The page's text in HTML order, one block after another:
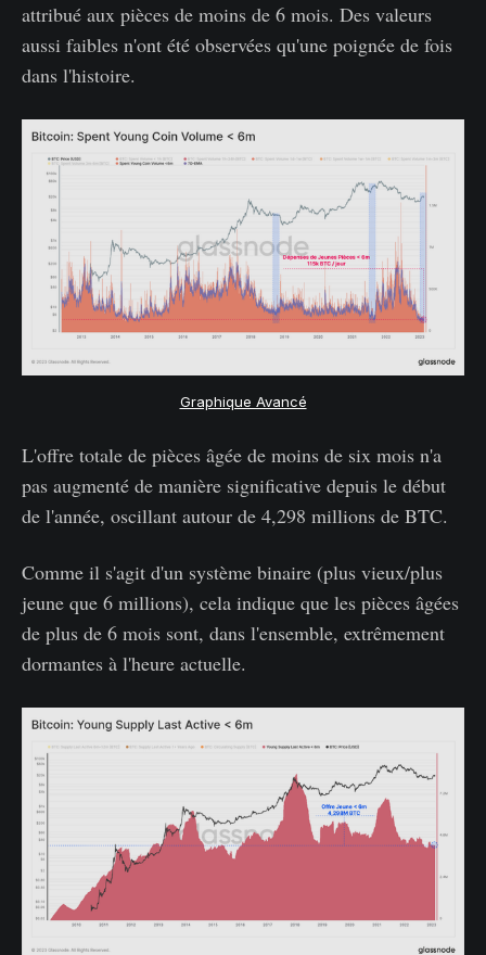
attribué aux pièces de moins de 6 mois. Des valeurs
aussi faibles n'ont été observées qu'une poignée de fois
dans l'histoire.
Graphique Avancé
L'offre totale de pièces âgée de moins de six mois n'a
pas augmenté de manière significative depuis le début
de l'année, oscillant autour de 4,298 millions de BTC.
Comme il s'agit d'un système binaire (plus vieux/plus
jeune que 6 millions), cela indique que les pièces âgées
de plus de 6 mois sont, dans l'ensemble, extrêmement
dormantes à l'heure actuelle.